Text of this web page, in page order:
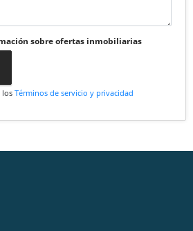
sobre ofertas inmobiliarias
los Términos de servicio y privacidad